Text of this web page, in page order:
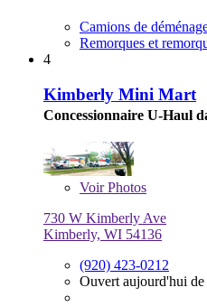
Camions de
Remorques et
4
Kimberly Mini Mart
Concessionnaire U-Haul
VoirPhotos
730 W Kimberly Ave
Kimberly, WI 54136
(920) 423-0212
Ouvert aujourd'hui